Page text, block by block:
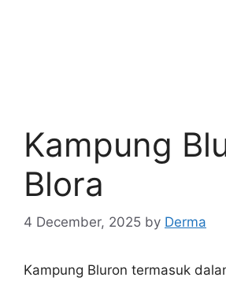
Kampung
Blora
4 December, 2025 by Derma
Kampung Bluron termasuk